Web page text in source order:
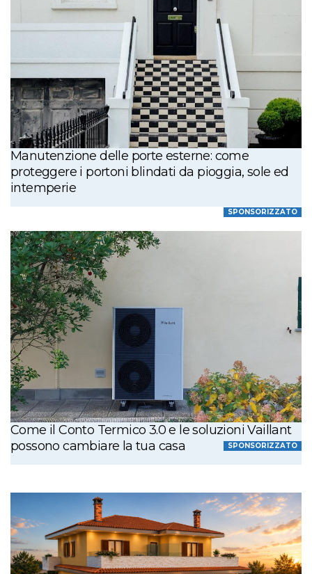
Manutenzione delle porte esterne: come
proteggere i portoni blindati da pioggia, sole ed
intemperie
SPONSORIZZATO
Come il Conto Termico 3.0 e le soluzioni Vaillant
possono cambiare la tua casa
SPONSORIZZATO